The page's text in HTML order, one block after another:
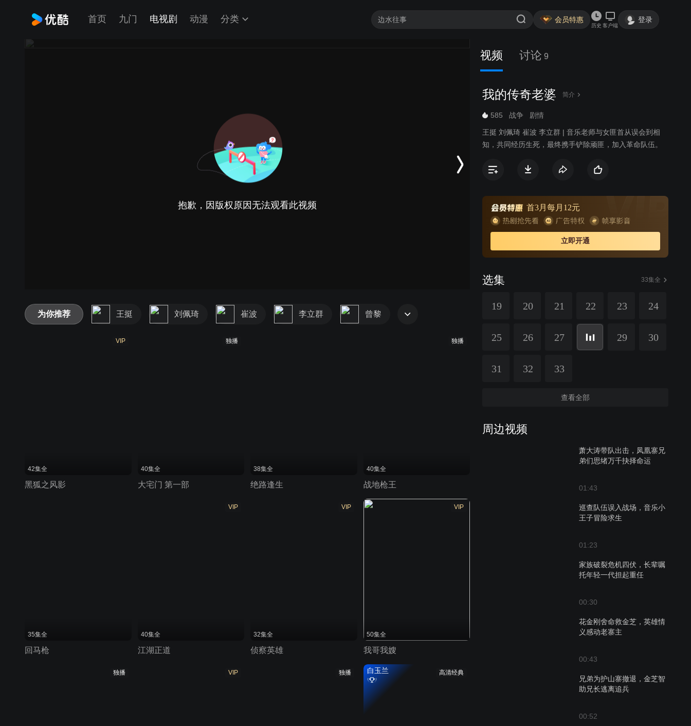
首页 九门 电视剧 动漫 分类 会员特惠
历史 客户端
登录
抱歉，因版权原因无法观看此视频
视频 讨论 9
我的传奇老婆 简介
585 战争 剧情
王挺 刘佩琦 崔波 李立群 | 音乐老师与女匪首从误会到相
知，共同经历生死，最终携手铲除顽匪，加入革命队伍。
首3月每月12元
立即开通
选集 33集全
19 20 21 22 23 24
25 26 27 29 30
31 32 33
查看全部
周边视频
萧大涛带队出击，凤凰寨兄
弟们思绪万千抉择命运
01:43
巡查队伍误入战场，音乐小
王子冒险求生
01:23
家族破裂危机四伏，长辈嘱
托年轻一代担起重任
00:30
花金刚舍命救金芝，英雄情
义感动老寨主
00:43
兄弟为护山寨撤退，金芝智
助兄长逃离追兵
00:52
为你推荐 王挺 刘佩琦 崔波 李立群 曾黎
VIP
42集全
黑狐之风影
独播
40集全
大宅门 第一部
38集全
绝路逢生
独播
40集全
战地枪王
35集全
回马枪
VIP
40集全
江湖正道
VIP
32集全
侦察英雄
VIP
50集全
我哥我嫂
独播 VIP 独播 高清经典
白玉兰